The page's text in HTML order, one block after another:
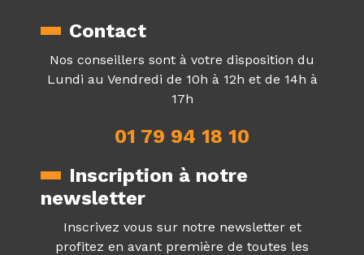
Contact
Nos conseillers sont à votre disposition du
Lundi au Vendredi de 10h à 12h et de 14h à
17h
01 79 94 18 10
Inscription à notre
newsletter
Inscrivez vous sur notre newsletter et
profitez en avant première de toutes les